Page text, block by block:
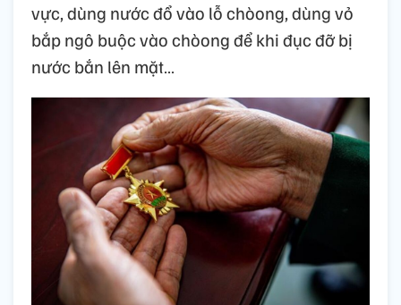
vực, dùng nước đổ vào lỗ chòong, dùng vỏ
bắp ngô buộc vào chòong để khi đục đỡ bị
nước bắn lên mặt…